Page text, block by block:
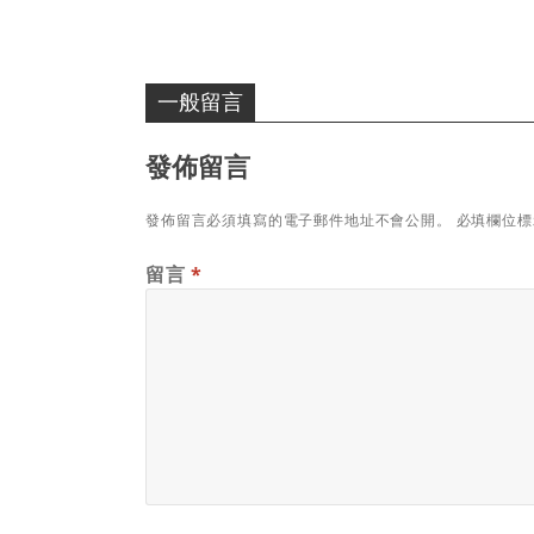
一般留言
發佈留言
發佈留言必須填寫的電子郵件地址不會公開。 必填欄位
留言 *